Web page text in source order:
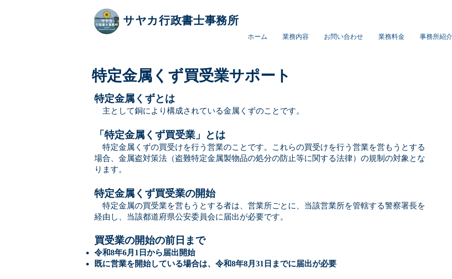
サヤカ行政書士事務所
ホーム 業務内容 お問い合わせ 業務料金 事務所紹介
特定金属くず買受業サポート
特定金属くずとは
主として銅により構成されている金属くずのことです。
「特定金属くず買受業」とは
特定金属くずの買受けを行う営業のことです。これらの買受けを行う営業を営もうとする
場合、金属盗対策法（盗難特定金属製物品の処分の防止等に関する法律）の規制の対象とな
ります。
特定金属くず買受業の開始
特定金属の買受業を営もうとする者は、営業所ごとに、当該営業所を管轄する警察署長を
経由し、当該都道府県公安委員会に届出が必要です。
買受業の開始の前日まで
令和8年6月1日から届出開始
既に営業を開始している場合は、令和8年8月31日までに届出が必要